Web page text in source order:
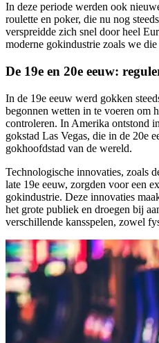
In deze periode werden ook
roulette en poker, die nu nog
verspreidde zich snel door heel
moderne gokindustrie zoals we
De 19e en 20e eeuw:
In de 19e eeuw werd gokken
begonnen wetten in te voeren om
controleren. In Amerika ontstond
gokstad Las Vegas, die in de 20e
gokhoofdstad van de wereld.
Technologische innovaties, zoals
late 19e eeuw, zorgden voor een
gokindustrie. Deze innovaties
het grote publiek en droegen bij
verschillende kansspelen, zowel